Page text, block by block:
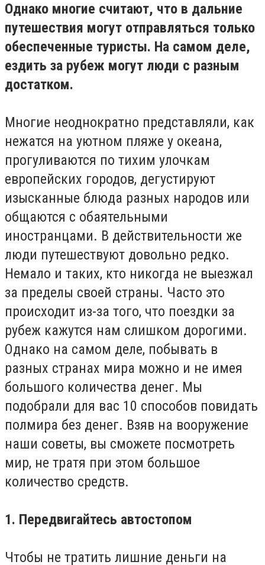
Однако многие считают, что в дальние
путешествия могут отправляться только
обеспеченные туристы. На самом деле,
ездить за рубеж могут люди с разным
достатком.
Многие неоднократно представляли, как
нежатся на уютном пляже у океана,
прогуливаются по тихим улочкам
европейских городов, дегустируют
изысканные блюда разных народов или
общаются с обаятельными
иностранцами. В действительности же
люди путешествуют довольно редко.
Немало и таких, кто никогда не выезжал
за пределы своей страны. Часто это
происходит из-за того, что поездки за
рубеж кажутся нам слишком дорогими.
Однако на самом деле, побывать в
разных странах мира можно и не имея
большого количества денег. Мы
подобрали для вас 10 способов повидать
полмира без денег. Взяв на вооружение
наши советы, вы сможете посмотреть
мир, не тратя при этом большое
количество средств.
1. Передвигайтесь автостопом
Чтобы не тратить лишние деньги на